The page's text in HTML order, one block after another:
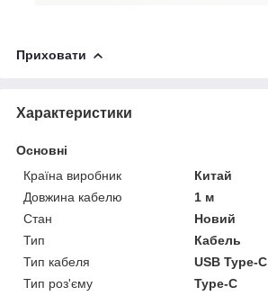
Приховати
Характеристики
Основні
Країна виробник
Китай
Довжина кабелю
1 м
Стан
Новий
Тип
Кабель
Тип кабеля
USB Type-C
Тип роз'єму
Type-C